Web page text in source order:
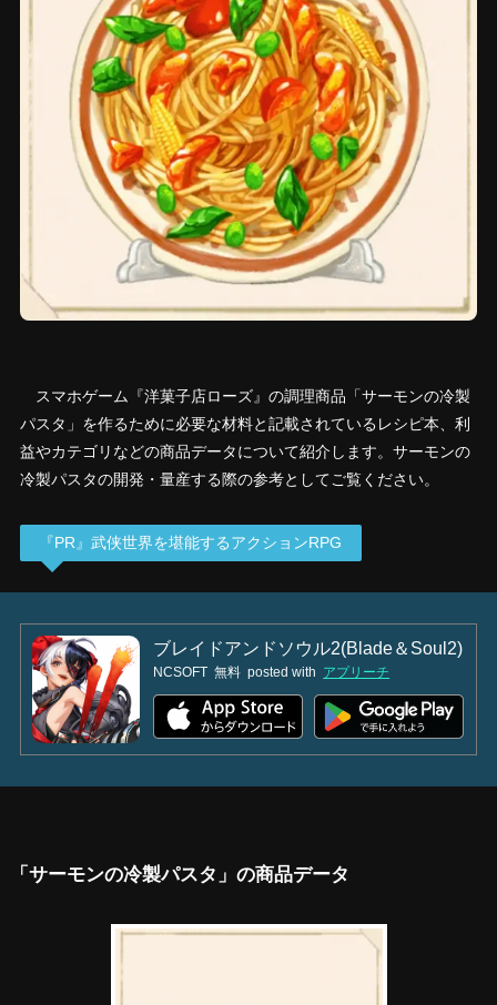
スマホゲーム『洋菓子店ローズ』の調理商品「サーモンの冷製
パスタ」を作るために必要な材料と記載されているレシピ本、利
益やカテゴリなどの商品データについて紹介します。サーモンの
冷製パスタの開発・量産する際の参考としてご覧ください。
『PR』武侠世界を堪能するアクションRPG
ブレイドアンドソウル2(Blade＆Soul2)
NCSOFT 無料 posted with アプリーチ
「サーモンの冷製パスタ」の商品データ